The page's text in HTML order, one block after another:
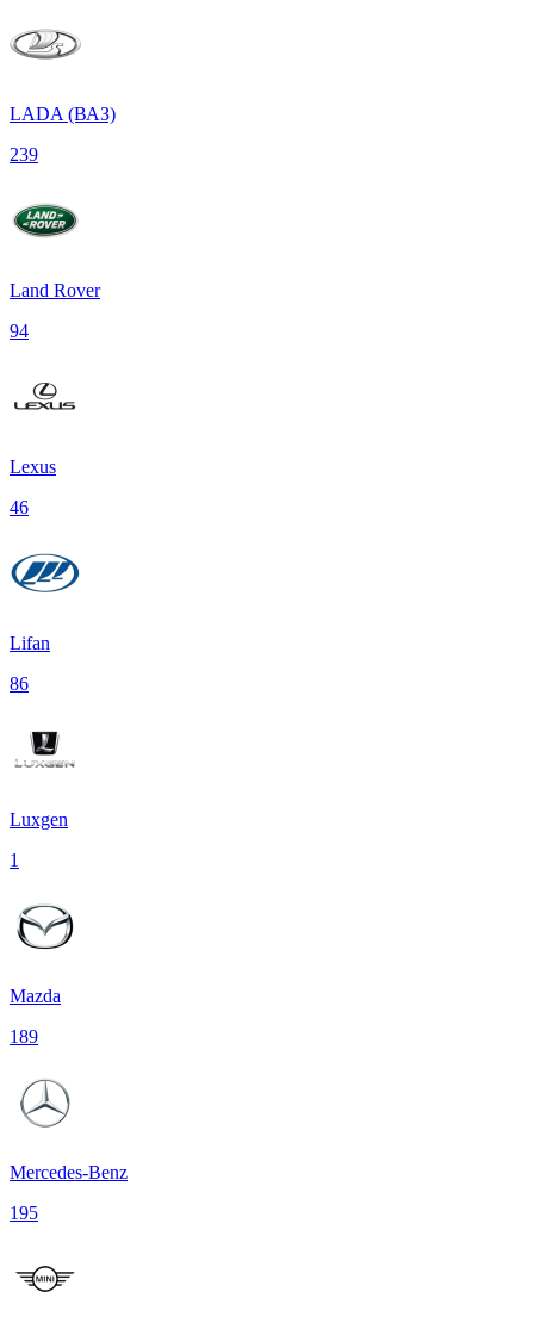
LADA (ВАЗ)
239
Land Rover
94
Lexus
46
Lifan
86
Luxgen
1
Mazda
189
Mercedes-Benz
195